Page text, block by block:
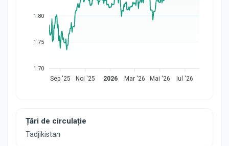
1.80
1.75
1.70
Sep '25 Noi '25 2026 Mar '26 Mai '26 Iul '26
Țări de circulație
Tadjikistan